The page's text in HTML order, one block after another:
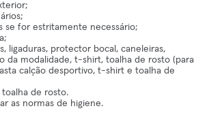
se for estritamente necessário;
ligaduras, protector bocal, caneleiras,
da modalidade, t-shirt, toalha de rosto (para
calção desportivo, t-shirt e toalha de
de rosto.
as normas de higiene.